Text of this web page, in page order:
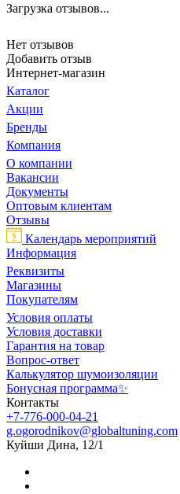
Загрузка отзывов...
Нет отзывов
Добавить отзыв
Интернет-магазин
Каталог
Акции
Бренды
Компания
О компании
Вакансии
Документы
Оптовым клиентам
Отзывы
Календарь мероприятий
Информация
Реквизиты
Магазины
Покупателям
Условия оплаты
Условия доставки
Гарантия на товар
Вопрос-ответ
Калькулятор шумоизоляции
Бонусная программа✨
Контакты
+7-776-000-04-21
g.ogorodnikov@globaltuning.com
Куйши Дина, 12/1